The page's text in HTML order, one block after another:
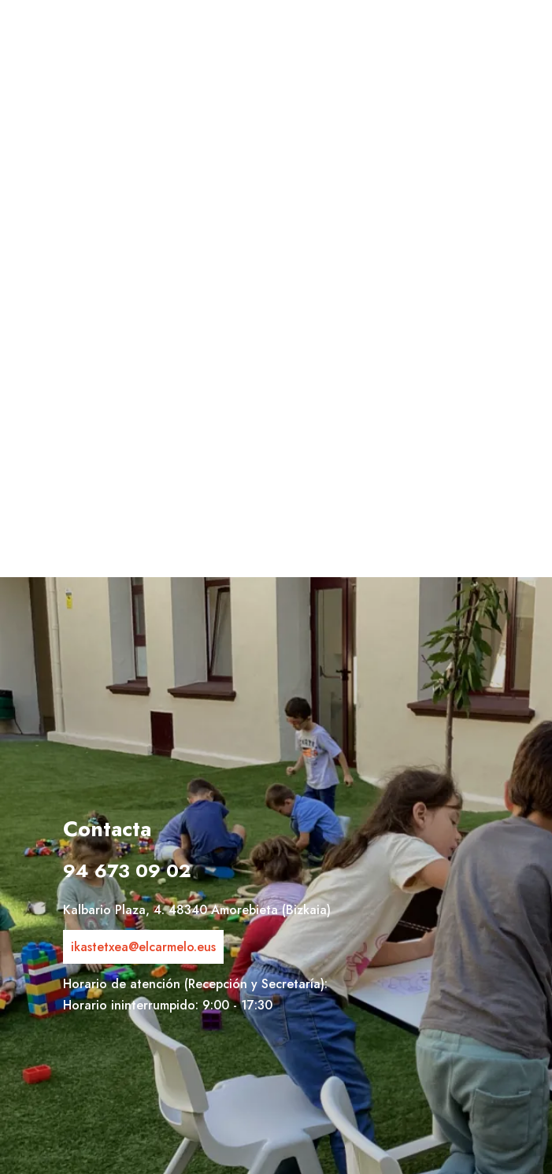
Contacta
94 673 09 02
Kalbario Plaza, 4. 48340 Amorebieta (Bizkaia)
ikastetxea@elcarmelo.eus
Horario de atención (Recepción y Secretaría):
Horario ininterrumpido: 9:00 - 17:30